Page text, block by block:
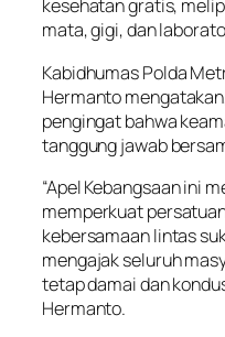
kesehatan gratis,
mata, gigi, dan
Kabidhumas Polda
Hermanto
pengingat bahwa
tanggung jawab
“Apel Kebangsaan ini
memperkuat
kebersamaan lintas
mengajak seluruh
tetap damai dan
Hermanto.